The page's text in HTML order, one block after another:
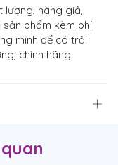
lượng, hàng giả,
phẩm kèm phí
minh để có trải
chính hãng.